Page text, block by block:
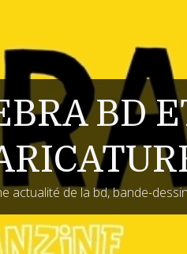
BD
actualité de la bd, bande-